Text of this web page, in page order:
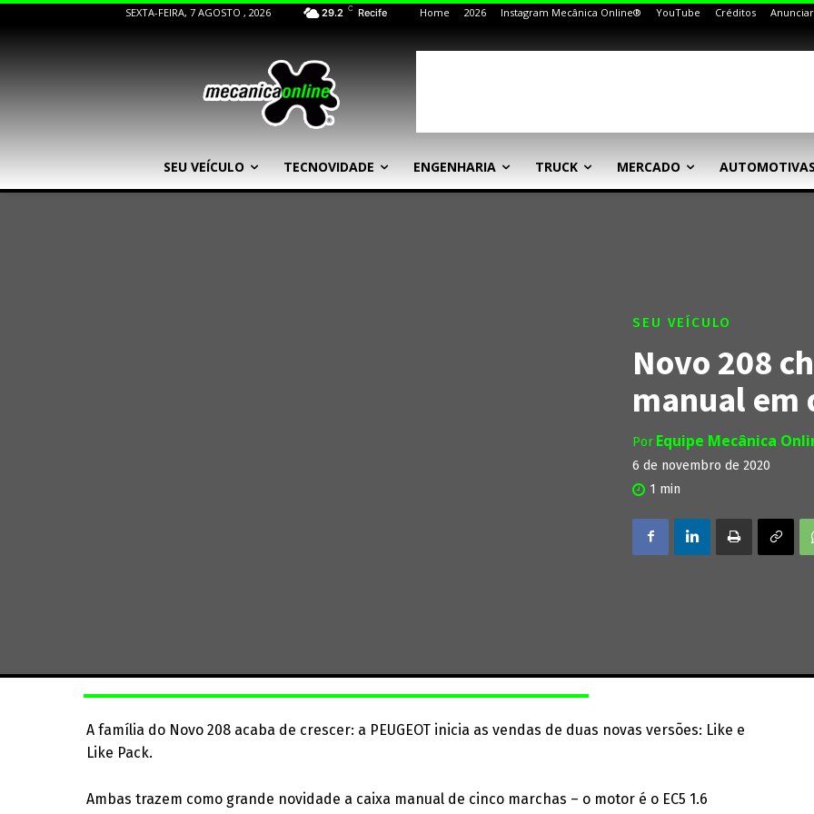
SEXTA-FEIRA, 7 AGOSTO , 2026 29.2 C Recife Home 2026 Instagram Mecânica Online® YouTube Créditos Anunciar
SEU VEÍCULO TECNOVIDADE ENGENHARIA TRUCK MERCADO
SEU VEÍCULO
Novo 208
manual em
Por Equipe Mecânica
6 de novembro de 2020
1 min
A família do Novo 208 acaba de crescer: a PEUGEOT inicia as vendas de duas novas versões: Like e
Like Pack.
Ambas trazem como grande novidade a caixa manual de cinco marchas ­­– o motor é o EC5 1.6